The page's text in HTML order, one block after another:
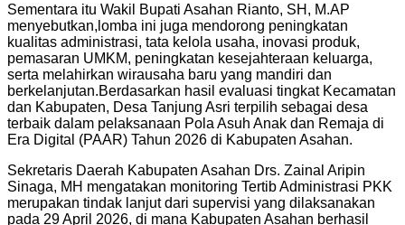
Sementara itu Wakil Bupati Asahan Rianto, SH, M.AP
menyebutkan,lomba ini juga mendorong peningkatan
kualitas administrasi, tata kelola usaha, inovasi produk,
pemasaran UMKM, peningkatan kesejahteraan keluarga,
serta melahirkan wirausaha baru yang mandiri dan
berkelanjutan.Berdasarkan hasil evaluasi tingkat Kecamatan
dan Kabupaten, Desa Tanjung Asri terpilih sebagai desa
terbaik dalam pelaksanaan Pola Asuh Anak dan Remaja di
Era Digital (PAAR) Tahun 2026 di Kabupaten Asahan.
Sekretaris Daerah Kabupaten Asahan Drs. Zainal Aripin
Sinaga, MH mengatakan monitoring Tertib Administrasi PKK
merupakan tindak lanjut dari supervisi yang dilaksanakan
pada 29 April 2026, di mana Kabupaten Asahan berhasil